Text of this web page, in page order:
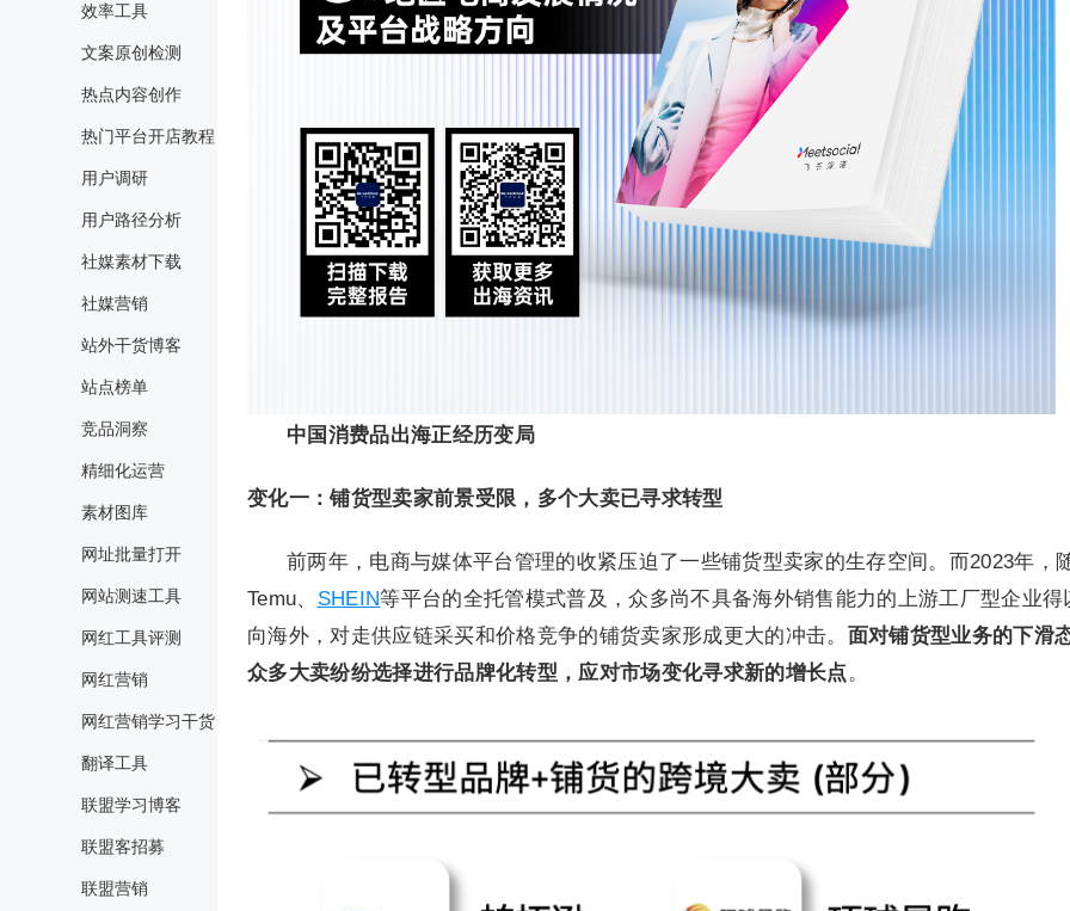
效率工具
文案原创检测
热点内容创作
热门平台开店教程
用户调研
用户路径分析
社媒素材下载
社媒营销
站外干货博客
站点榜单
竞品洞察
精细化运营
素材图库
网址批量打开
网站测速工具
网红工具评测
网红营销
网红营销学习干货
翻译工具
联盟学习博客
联盟客招募
联盟营销
中国消费品出海正经历变局
变化一：铺货型卖家前景受限，多个大卖已寻求转型
前两年，电商与媒体平台管理的收紧压迫了一些铺货型卖家的生存空间。而2023年，
Temu、 SHEIN等平台的全托管模式普及，众多尚不具备海外销售能力的上游工厂型企业得
向海外，对走供应链采买和价格竞争的铺货卖家形成更大的冲击。 面对铺货型业务的下滑
众多大卖纷纷选择进行品牌化转型，应对市场变化寻求新的增长点 。